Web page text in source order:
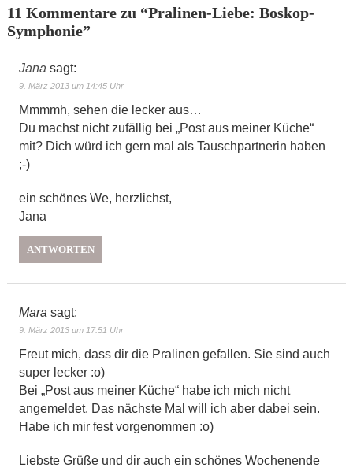
11 Kommentare zu “Pralinen-Liebe: Boskop-
Symphonie”
Jana sagt:
9. März 2013 um 14:45 Uhr
Mmmmh, sehen die lecker aus…
Du machst nicht zufällig bei „Post aus meiner Küche“
mit? Dich würd ich gern mal als Tauschpartnerin haben
;-)
ein schönes We, herzlichst,
Jana
ANTWORTEN
Mara sagt:
9. März 2013 um 17:51 Uhr
Freut mich, dass dir die Pralinen gefallen. Sie sind auch
super lecker :o)
Bei „Post aus meiner Küche“ habe ich mich nicht
angemeldet. Das nächste Mal will ich aber dabei sein.
Habe ich mir fest vorgenommen :o)
Liebste Grüße und dir auch ein schönes Wochenende